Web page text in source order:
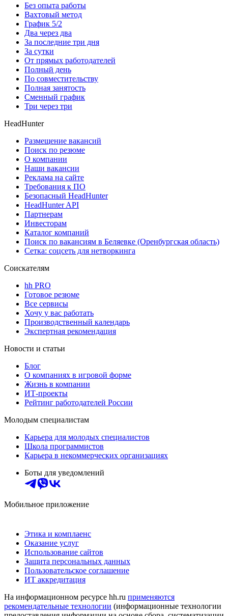
Без опыта работы
Вахтовый метод
График 5/2
Два через два
За последние три дня
За сутки
От прямых работодателей
Полный день
По совместительству
Полная занятость
Сменный график
Три через три
HeadHunter
Размещение вакансий
Поиск по резюме
О компании
Наши вакансии
Реклама на сайте
Требования к ПО
Безопасный HeadHunter
HeadHunter API
Партнерам
Инвесторам
Каталог компаний
Поиск по вакансиям в Беляевке (Оренбургская область)
Сетка: соцсеть для нетворкинга
Соискателям
hh PRO
Готовое резюме
Все сервисы
Хочу у вас работать
Производственный календарь
Экспертная рекомендация
Новости и статьи
Блог
О компаниях в игровой форме
Жизнь в компании
ИТ-проекты
Рейтинг работодателей России
Молодым специалистам
Карьера для молодых специалистов
Школа программистов
Карьера в некоммерческих организациях
Боты для уведомлений
Мобильное приложение
Этика и комплаенс
Оказание услуг
Использование сайтов
Защита персональных данных
Пользовательское соглашение
ИТ аккредитация
На информационном ресурсе hh.ru применяются
рекомендательные технологии (информационные технологии